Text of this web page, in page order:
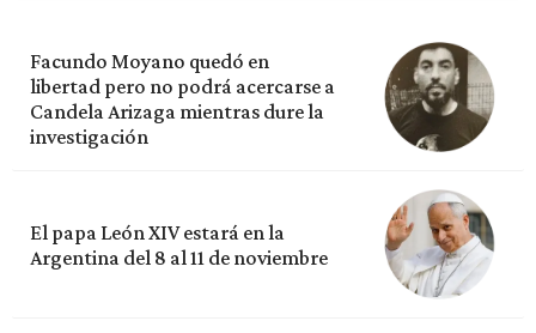
Facundo Moyano quedó en
libertad pero no podrá acercarse a
Candela Arizaga mientras dure la
investigación
El papa León XIV estará en la
Argentina del 8 al 11 de noviembre